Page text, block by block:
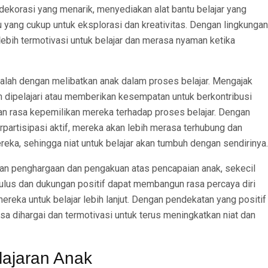
yang menarik, menyediakan alat bantu belajar yang
cukup untuk eksplorasi dan kreativitas. Dengan lingkungan
termotivasi untuk belajar dan merasa nyaman ketika
dengan melibatkan anak dalam proses belajar. Mengajak
atau memberikan kesempatan untuk berkontribusi
rasa kepemilikan mereka terhadap proses belajar. Dengan
aktif, mereka akan lebih merasa terhubung dan
sehingga niat untuk belajar akan tumbuh dengan sendirinya.
penghargaan dan pengakuan atas pencapaian anak, sekecil
dan dukungan positif dapat membangun rasa percaya diri
untuk belajar lebih lanjut. Dengan pendekatan yang positif
dihargai dan termotivasi untuk terus meningkatkan niat dan
Anak